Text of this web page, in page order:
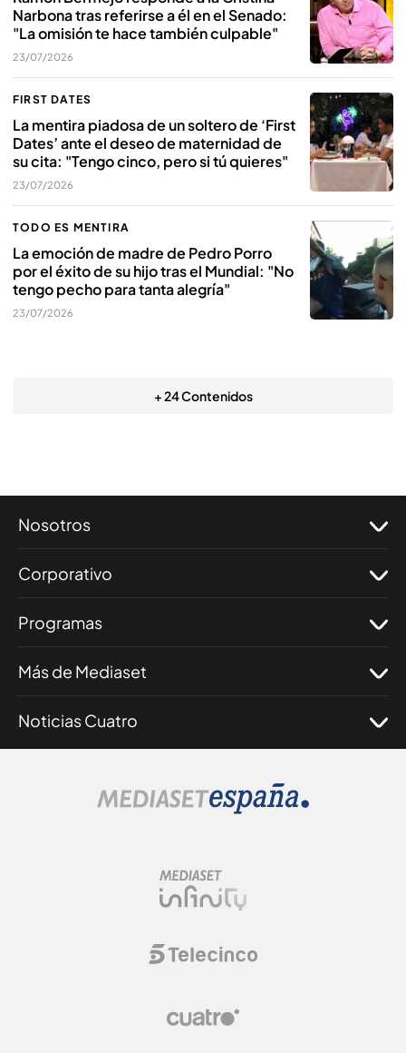
Narbona tras referirse a él en el Senado:
"La omisión te hace también culpable"
23/07/2026
FIRST DATES
La mentira piadosa de un soltero de ‘First
Dates’ ante el deseo de maternidad de
su cita: "Tengo cinco, pero si tú quieres"
23/07/2026
TODO ES MENTIRA
La emoción de madre de Pedro Porro
por el éxito de su hijo tras el Mundial: "No
tengo pecho para tanta alegría"
23/07/2026
+ 24 Contenidos
Nosotros
Corporativo
Programas
Más de Mediaset
Noticias Cuatro